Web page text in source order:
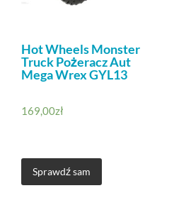
Hot Wheels Monster
Truck Pożeracz Aut
Mega Wrex GYL13
169,00zł
Sprawdź sam